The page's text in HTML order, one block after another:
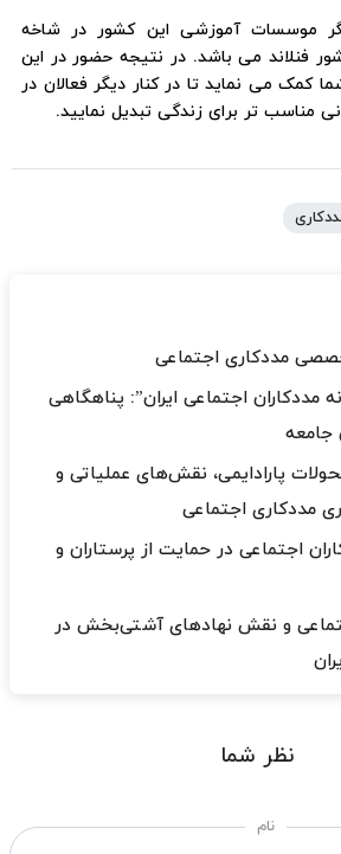
موسسات آموزشی این کشور در شاخه
فنلاند می باشد. در نتیجه حضور در این
می نماید تا در کنار دیگر فعالان در
مناسب تر برای زندگی تبدیل نمایید.
مددکاری اجتماعی
مددکاران اجتماعی ایران”: پناهگاهی
جامعه
پارادایمی، نقش‌های عملیاتی و
مددکاری اجتماعی
اجتماعی در حمایت از پرستاران و
و نقش نهادهای آشتی‌بخش در
نظر شما
نام